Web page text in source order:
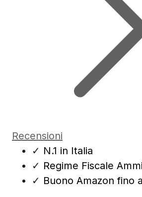
Recensioni
✓ N.1 in Italia
✓ Regime Fiscale
✓ Buono Amazon fino